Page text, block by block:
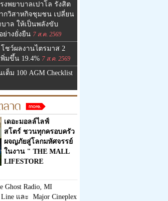
งพยาบาลเปาโล รังสิต
กวิสาหกิจชุมชน เปลี่ยน
าล ให้เป็นพลังขับ
ย่างยั่งยืน 7 ส.ค. 2569
ชว์ผลงานไตรมาส 2
พิ่มขึ้น 19.4% 7 ส.ค. 2569
ม 100 AGM Checklist
าด
เดอะมอลล์ไลฟ์
สโตร์ ชวนทุกครอบครัว
ผจญภัยสู่โลกมหัศจรรย์
ในงาน " THE MALL
LIFESTORE
Ghost Radio, MI
Line และ Major Cineplex